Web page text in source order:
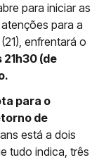
para iniciar as
para a
enfrentará o
(de
para o
de
está a dois
tudo indica, três